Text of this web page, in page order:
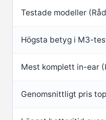
Testade modeller
Högsta betyg i M3-
Mest komplett in-ear
Genomsnittligt pris